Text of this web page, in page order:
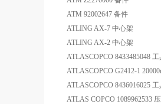
ATM 92002647 备件
ATLING AX-7 中心架
ATLING AX-2 中心架
ATLASCOPCO 8433485048 工
ATLASCOPCO G2412-1
ATLASCOPCO 8436016025 工
ATLAS COPCO 1089962533